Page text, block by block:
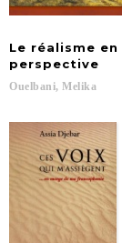
Le réalisme en
perspective
Ouelbani, Melika